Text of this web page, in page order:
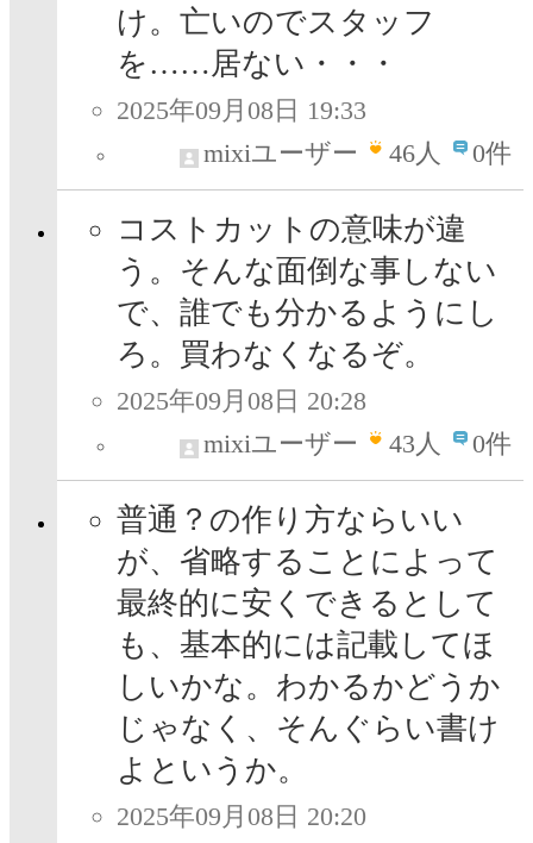
け。亡いのでスタッフ
を……居ない・・・
2025年09月08日 19:33
mixiユーザー
46人 0件
コストカットの意味が違
う。そんな面倒な事しない
で、誰でも分かるようにし
ろ。買わなくなるぞ。
2025年09月08日 20:28
mixiユーザー
43人 0件
普通？の作り方ならいい
が、省略することによって
最終的に安くできるとして
も、基本的には記載してほ
しいかな。わかるかどうか
じゃなく、そんぐらい書け
よというか。
2025年09月08日 20:20